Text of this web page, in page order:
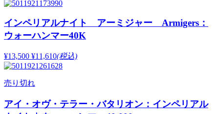
インペリアルナイト アーミジャー Armigers：
ウォーハンマー40K
¥13,500 ¥11,610(税込)
売り切れ
アイ・オヴ・テラー・バタリオン：インペリアル